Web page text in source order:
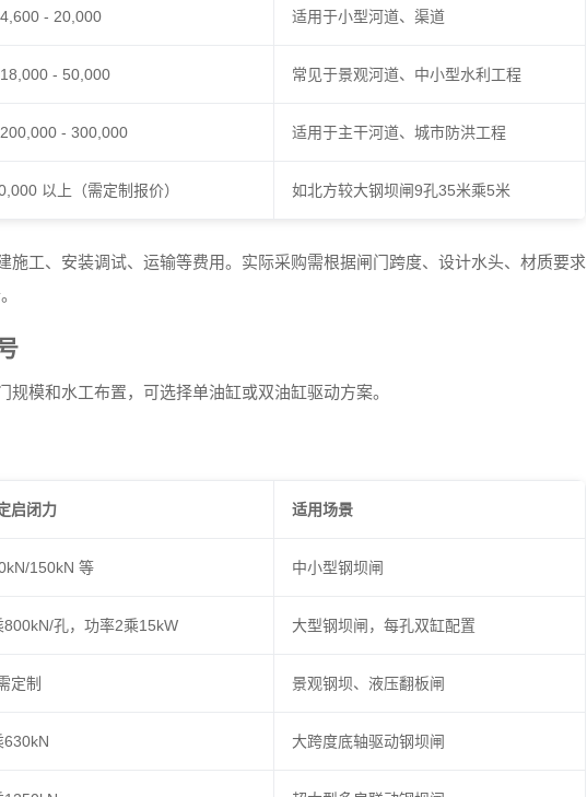
- 20,000 适用于小型河道、渠道
- 50,000 常见于景观河道、中小型水利工程
- 300,000 适用于主干河道、城市防洪工程
以上（需定制报价） 如北方较大钢坝闸9孔35米乘5米
施工、安装调试、运输等费用。实际采购需根据闸门跨度、设计水头、材质要求
模和水工布置，可选择单油缸或双油缸驱动方案。
启闭力 适用场景
150kN 等 中小型钢坝闸
800kN/孔，功率2乘15kW 大型钢坝闸，每孔双缸配置
定制 景观钢坝、液压翻板闸
630kN 大跨度底轴驱动钢坝闸